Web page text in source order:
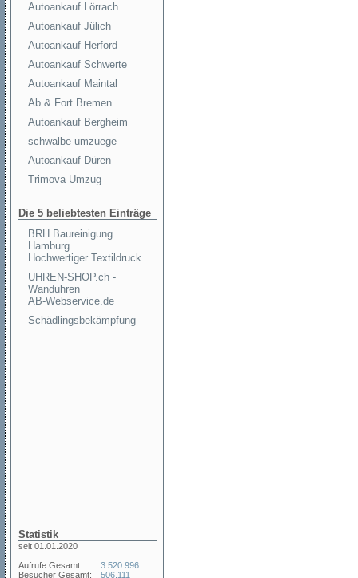
Autoankauf Lörrach
Autoankauf Jülich
Autoankauf Herford
Autoankauf Schwerte
Autoankauf Maintal
Ab & Fort Bremen
Autoankauf Bergheim
schwalbe-umzuege
Autoankauf Düren
Trimova Umzug
Die 5 beliebtesten Einträge
BRH Baureinigung
Hamburg
Hochwertiger Textildruck
UHREN-SHOP.ch -
Wanduhren
AB-Webservice.de
Schädlingsbekämpfung
Statistik
seit 01.01.2020
Aufrufe Gesamt:
Besucher Gesamt:
3.520.996
506.111